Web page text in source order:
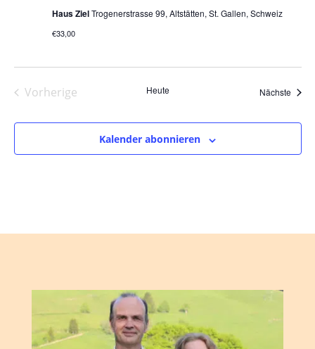
Haus ZielTrogenerstrasse 99, Altstätten, St. Gallen, Schweiz
€33,00
Vorherige
Heute Nächste
Kalender abonnieren